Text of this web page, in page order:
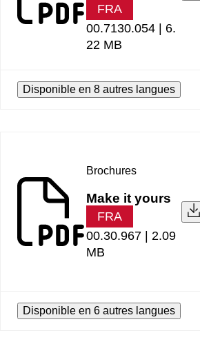
FRA
00.7130.054 | 6.
22 MB
Disponible en 8 autres langues
Brochures
Make it yours
FRA
00.30.967 | 2.09
MB
Disponible en 6 autres langues